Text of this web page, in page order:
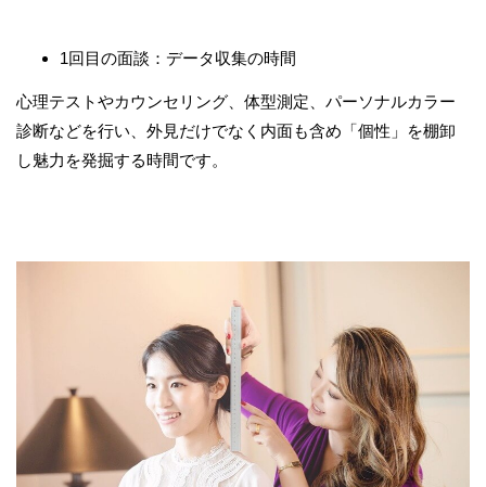
1回目の面談：データ収集の時間
心理テストやカウンセリング、体型測定、パーソナルカラー
診断などを行い、外見だけでなく内面も含め「個性」を棚卸
し魅力を発掘する時間です。